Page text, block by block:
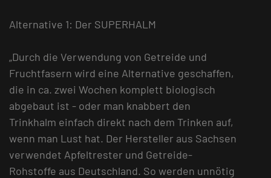
Alternative 1: Der SUPERHALM
„Durch die Verwendung von Getreide und
Fruchtfasern wird eine Alternative geschaffen,
die in ca. zwei Wochen komplett biologisch
abgebaut ist - oder man knabbert den
Trinkhalm einfach direkt nach dem Trinken auf,
wenn man Lust hat. Der Hersteller aus Sachsen
verwendet Apfeltrester und Getreide-
Rohstoffe aus Deutschland. So werden unnötig